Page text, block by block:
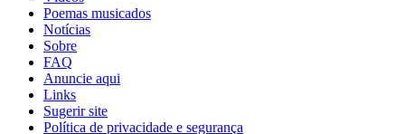
Poemas musicados
Notícias
Sobre
FAQ
Anuncie aqui
Links
Sugerir site
Política de privacidade e segurança